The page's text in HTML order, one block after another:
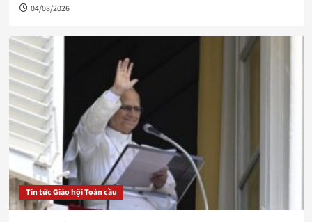
04/08/2026
Tin tức Giáo hội Toàn cầu